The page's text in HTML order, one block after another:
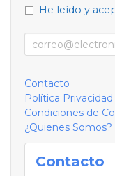
He leído y
Contacto
Política Privacidad
Condiciones de
¿Quienes Somos?
Contacto